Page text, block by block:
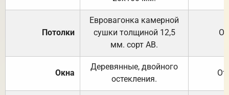
Потолки
Евровагонка камерной
сушки толщиной 12,5
мм. сорт АВ.
Окна
Деревянные, двойного
остекления.